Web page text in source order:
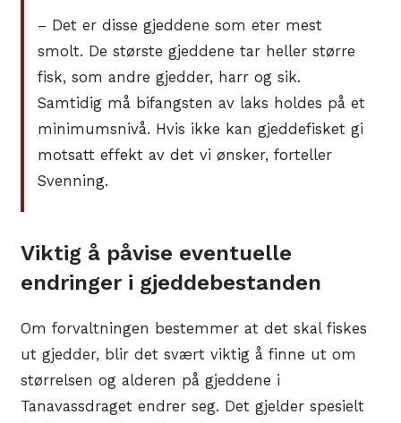
– Det er disse gjeddene som eter mest
smolt. De største gjeddene tar heller større
fisk, som andre gjedder, harr og sik.
Samtidig må bifangsten av laks holdes på et
minimumsnivå. Hvis ikke kan gjeddefisket gi
motsatt effekt av det vi ønsker, forteller
Svenning.
Viktig å påvise eventuelle
endringer i gjeddebestanden
Om forvaltningen bestemmer at det skal fiskes
ut gjedder, blir det svært viktig å finne ut om
størrelsen og alderen på gjeddene i
Tanavassdraget endrer seg. Det gjelder spesielt